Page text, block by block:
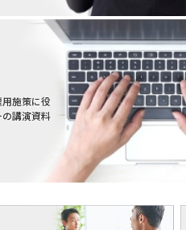
施策に役
講演資料